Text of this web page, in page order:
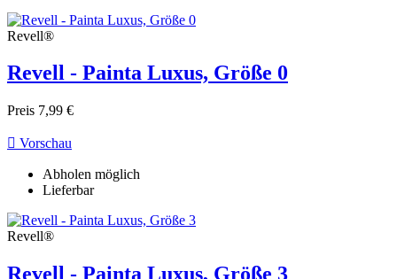
Revell®
Revell - Painta Luxus, Größe 0
Preis 7,99 €
 Vorschau
Abholen möglich
Lieferbar
Revell®
Revell - Painta Luxus, Größe 3